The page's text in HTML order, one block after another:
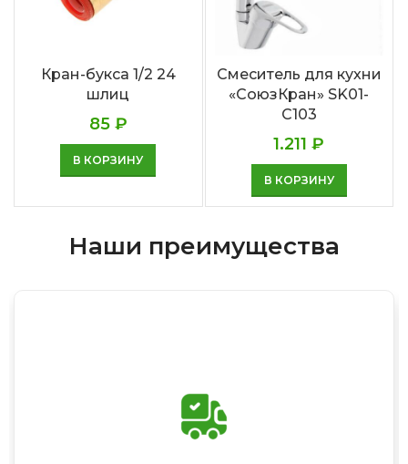
Кран-букса 1/2 24
шлиц
85 ₽
В КОРЗИНУ
Смеситель для кухни
«СоюзКран» SK01-
C103
1.211₽
В КОРЗИНУ
Наши преимущества